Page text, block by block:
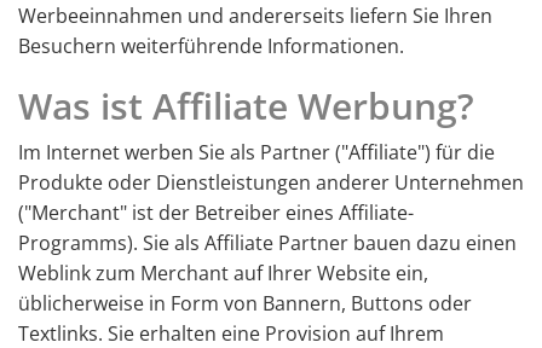
Werbeeinnahmen und andererseits liefern Sie Ihren
Besuchern weiterführende Informationen.
Was ist Affiliate Werbung?
Im Internet werben Sie als Partner ("Affiliate") für die
Produkte oder Dienstleistungen anderer Unternehmen
("Merchant" ist der Betreiber eines Affiliate-
Programms). Sie als Affiliate Partner bauen dazu einen
Weblink zum Merchant auf Ihrer Website ein,
üblicherweise in Form von Bannern, Buttons oder
Textlinks. Sie erhalten eine Provision auf Ihrem